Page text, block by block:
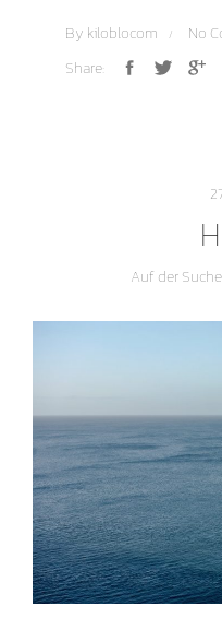
By kiloblocom
No
Share:
Auf der